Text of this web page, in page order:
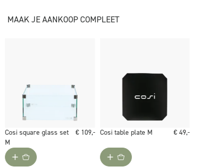
MAAK JE AANKOOP COMPLEET
Cosi square glass set
M
€ 109,- Cosi table plate M € 49,-